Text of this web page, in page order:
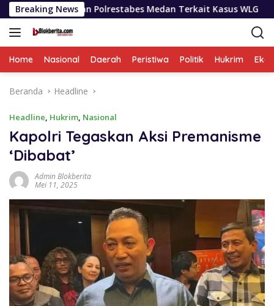
Langsung
ke
konten
Breaking News
Dan Polrestabes Medan Terkait Kasus WLG Selama
Home Nasional Daerah Peristiwa Politik Hukrim
Beranda Headline
Headline, Hukrim, Nasional
Kapolri Tegaskan Aksi Premanisme
‘Dibabat’
Admin Blokberita
Mei 11, 2025